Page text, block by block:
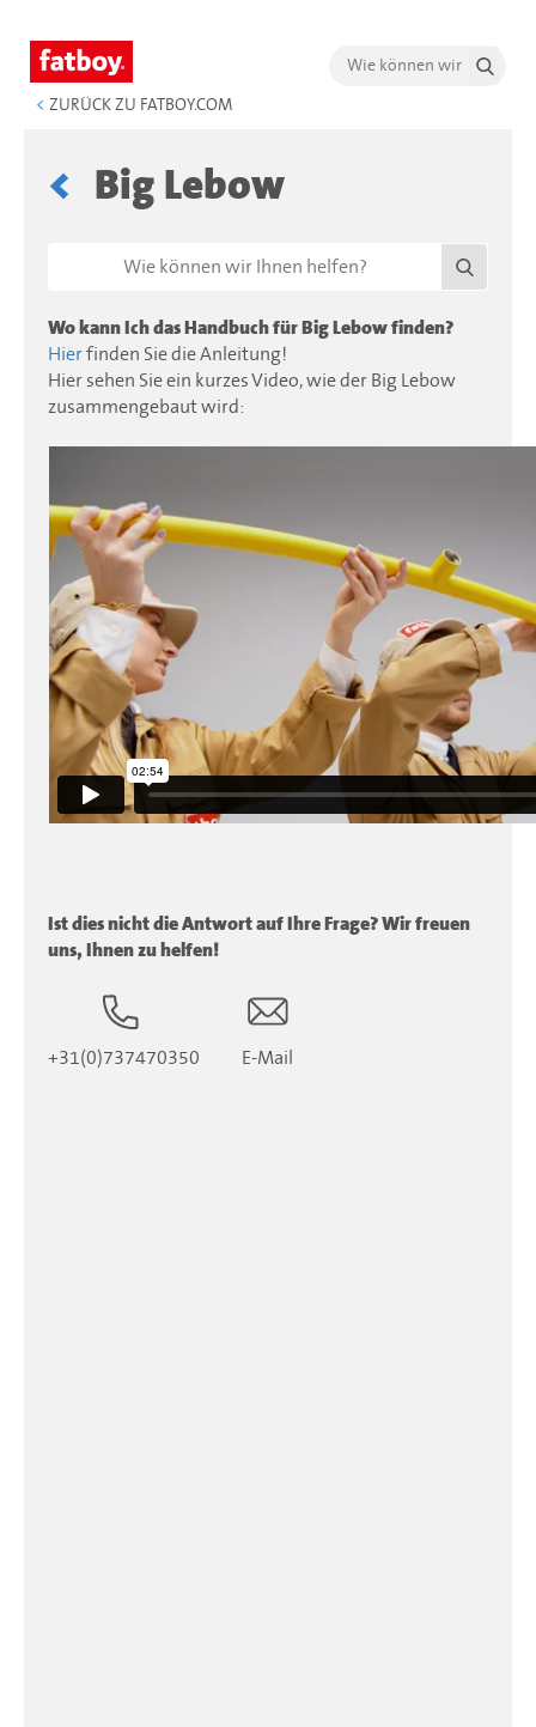
< ZURÜCK ZU FATBOY.COM
Big Lebow
Wo kann Ich das Handbuch für Big Lebow finden?
Hierfinden Sie die Anleitung!
Hier sehen Sie ein kurzes Video, wie der Big Lebow
zusammengebaut wird:
Ist dies nicht die Antwort auf Ihre Frage? Wir freuen
uns, Ihnen zu helfen!
+31(0)737470350 E-Mail